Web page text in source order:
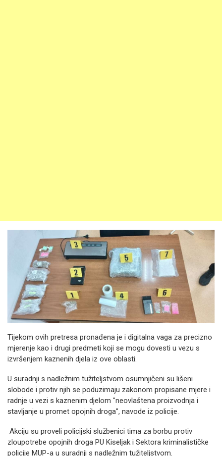
Tijekom ovih pretresa pronađena je i digitalna vaga za precizno
mjerenje kao i drugi predmeti koji se mogu dovesti u vezu s
izvršenjem kaznenih djela iz ove oblasti.
U suradnji s nadležnim tužiteljstvom osumnjičeni su lišeni
slobode i protiv njih se poduzimaju zakonom propisane mjere i
radnje u vezi s kaznenim djelom "neovlaštena proizvodnja i
stavljanje u promet opojnih droga", navode iz policije.
Akciju su proveli policijski službenici tima za borbu protiv
zloupotrebe opojnih droga PU Kiseljak i Sektora kriminalističke
policije MUP-a u suradnji s nadležnim tužiteljstvom.